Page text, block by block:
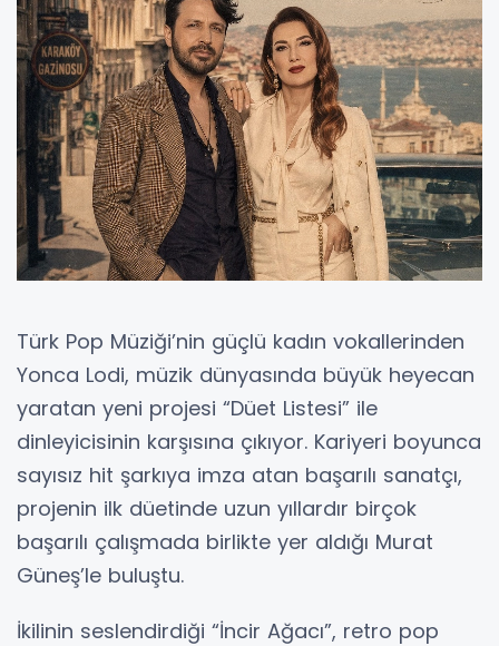
Türk Pop Müziği’nin güçlü kadın vokallerinden
Yonca Lodi, müzik dünyasında büyük heyecan
yaratan yeni projesi “Düet Listesi” ile
dinleyicisinin karşısına çıkıyor. Kariyeri boyunca
sayısız hit şarkıya imza atan başarılı sanatçı,
projenin ilk düetinde uzun yıllardır birçok
başarılı çalışmada birlikte yer aldığı Murat
Güneş’le buluştu.
İkilinin seslendirdiği “İncir Ağacı”, retro pop